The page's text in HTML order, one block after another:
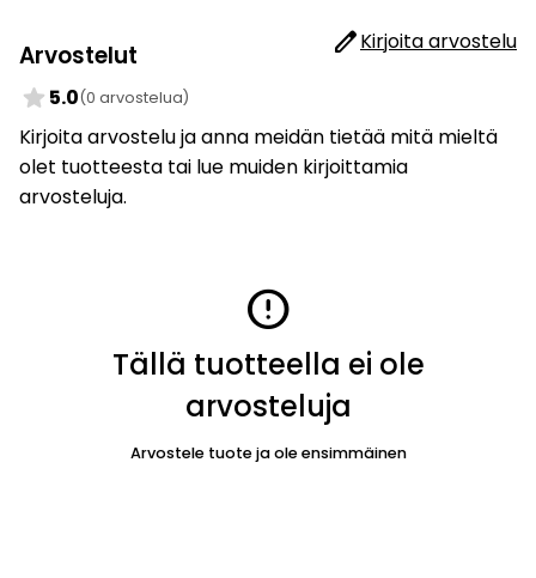
Arvostelut editKirjoita arvostelu
star 5.0(0 arvostelua)
Kirjoita arvostelu ja anna meidän tietää mitä mieltä
olet tuotteesta tai lue muiden kirjoittamia
arvosteluja.
error
Tällä tuotteella ei ole
arvosteluja
Arvostele tuote ja ole ensimmäinen